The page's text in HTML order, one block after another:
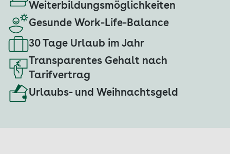
Weiterbildungsmöglichkeiten
Gesunde Work-Life-Balance
30 Tage Urlaub im Jahr
Transparentes Gehalt nach
Tarifvertrag
Urlaubs- und Weihnachtsgeld